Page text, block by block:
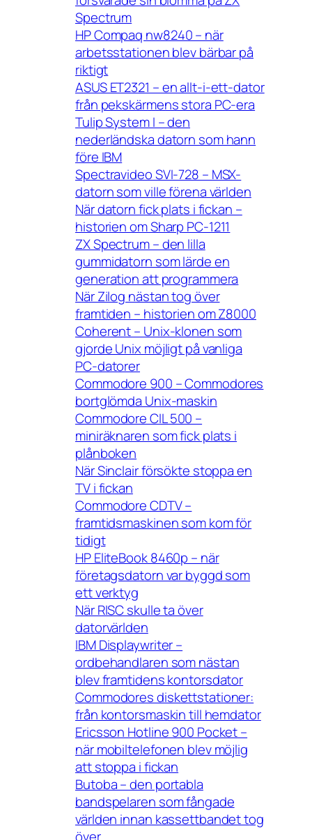
Spectrum
HP Compaq nw8240 – när
arbetsstationen blev bärbar på
riktigt
ASUS ET2321 – en allt-i-ett-dator
från pekskärmens stora PC-era
Tulip System I – den
nederländska datorn som hann
före IBM
Spectravideo SVI-728 – MSX-
datorn som ville förena världen
När datorn fick plats i fickan –
historien om Sharp PC-1211
ZX Spectrum – den lilla
gummidatorn som lärde en
generation att programmera
När Zilog nästan tog över
framtiden – historien om Z8000
Coherent – Unix-klonen som
gjorde Unix möjligt på vanliga
PC-datorer
Commodore 900 – Commodores
bortglömda Unix-maskin
Commodore CIL 500 –
miniräknaren som fick plats i
plånboken
När Sinclair försökte stoppa en
TV i fickan
Commodore CDTV –
framtidsmaskinen som kom för
tidigt
HP EliteBook 8460p – när
företagsdatorn var byggd som
ett verktyg
När RISC skulle ta över
datorvärlden
IBM Displaywriter –
ordbehandlaren som nästan
blev framtidens kontorsdator
Commodores diskettstationer:
från kontorsmaskin till hemdator
Ericsson Hotline 900 Pocket –
när mobiltelefonen blev möjlig
att stoppa i fickan
Butoba – den portabla
bandspelaren som fångade
världen innan kassettbandet tog
över